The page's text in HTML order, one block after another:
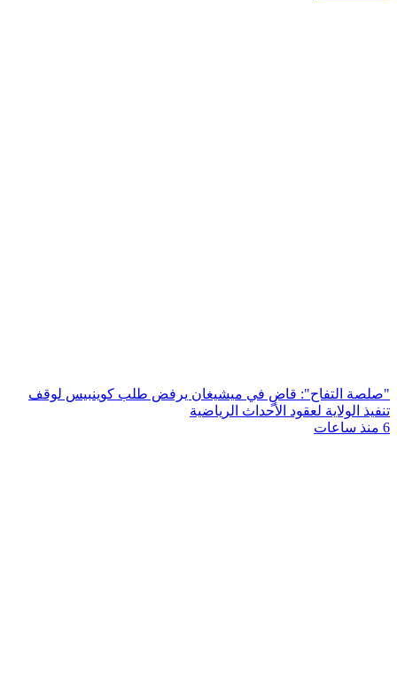
"صلصة التفاح": قاضٍ في ميشيغان يرفض طلب كوينبيس لوقف
تنفيذ الولاية لعقود الأحداث الرياضية
6 منذ ساعات